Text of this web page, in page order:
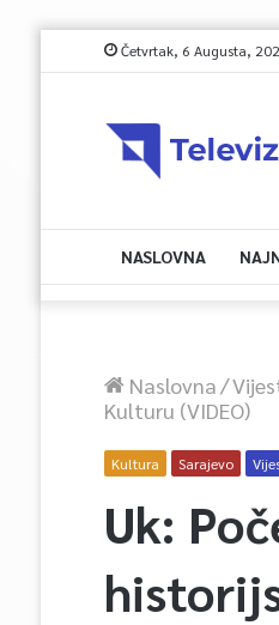
Četvrtak, 6 Augusta,
NASLOVNA
Naslovna/
Kulturu (VIDEO)
Kultura Sarajevo
Uk: